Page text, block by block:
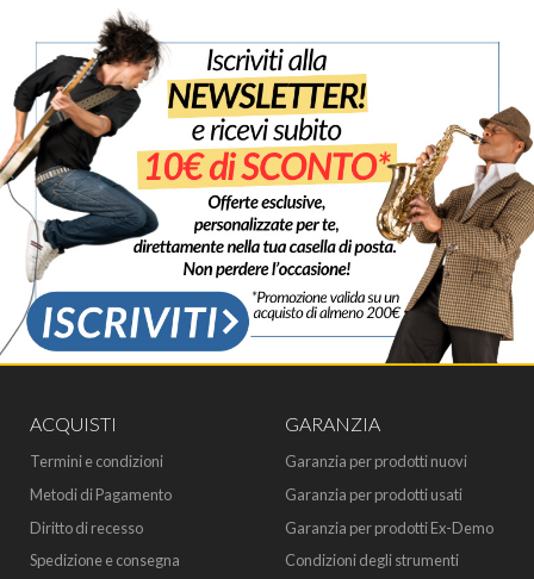
ACQUISTI
Termini e condizioni
Metodi di Pagamento
Diritto di recesso
Spedizione e consegna
GARANZIA
Garanzia per prodotti nuovi
Garanzia per prodotti usati
Garanzia per prodotti Ex-Demo
Condizioni degli strumenti